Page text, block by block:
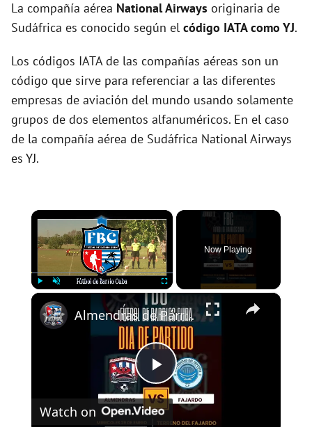
La compañía aérea National Airways originaria de
Sudáfrica es conocido según el código IATA como YJ.
Los códigos IATA de las compañías aéreas son un
código que sirve para referenciar a las diferentes
empresas de aviación del mundo usando solamente
grupos de dos elementos alfanuméricos. En el caso
de la compañía aérea de Sudáfrica National Airways
es YJ.
×
Fullscreen
Now Playing
×
P
Almendras de Párraga VS Fajardo (Partido 72) - #futboldebarrioscuba
Watch on